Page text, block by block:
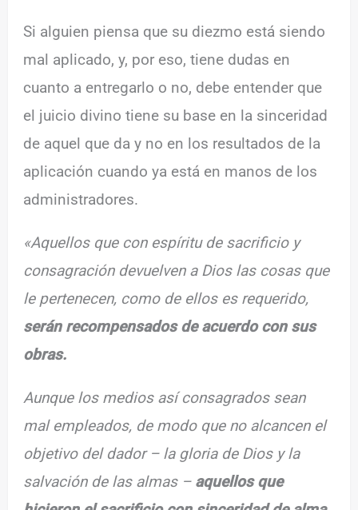
Si alguien piensa que su diezmo está siendo
mal aplicado, y, por eso, tiene dudas en
cuanto a entregarlo o no, debe entender que
el juicio divino tiene su base en la sinceridad
de aquel que da y no en los resultados de la
aplicación cuando ya está en manos de los
administradores.
«Aquellos que con espíritu de sacrificio y
consagración devuelven a Dios las cosas que
le pertenecen, como de ellos es requerido,
serán recompensados de acuerdo con sus
obras.
Aunque los medios así consagrados sean
mal empleados, de modo que no alcancen el
objetivo del dador – la gloria de Dios y la
salvación de las almas – aquellos que